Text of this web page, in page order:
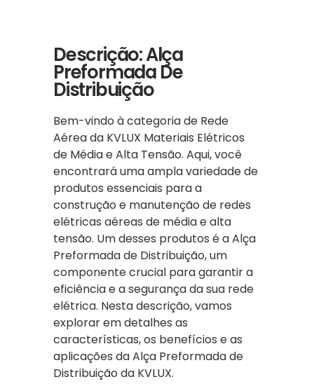
Descrição: Alça
Preformada De
Distribuição
Bem-vindo à categoria de Rede
Aérea da KVLUX Materiais Elétricos
de Média e Alta Tensão. Aqui, você
encontrará uma ampla variedade de
produtos essenciais para a
construção e manutenção de redes
elétricas aéreas de média e alta
tensão. Um desses produtos é a Alça
Preformada de Distribuição, um
componente crucial para garantir a
eficiência e a segurança da sua rede
elétrica. Nesta descrição, vamos
explorar em detalhes as
características, os benefícios e as
aplicações da Alça Preformada de
Distribuição da KVLUX.